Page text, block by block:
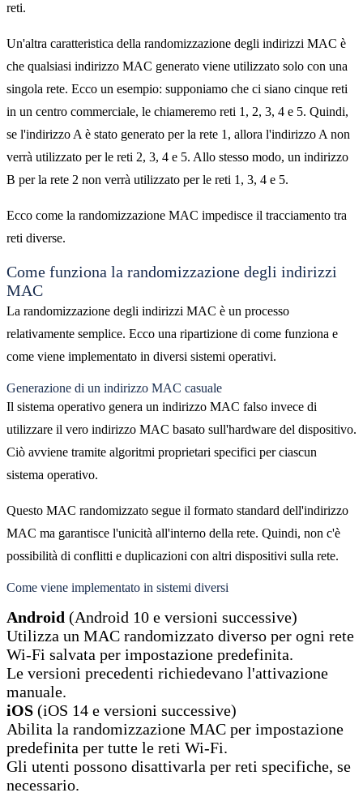
reti.
Un'altra caratteristica della randomizzazione degli indirizzi MAC è
che qualsiasi indirizzo MAC generato viene utilizzato solo con una
singola rete. Ecco un esempio: supponiamo che ci siano cinque reti
in un centro commerciale, le chiameremo reti 1, 2, 3, 4 e 5. Quindi,
se l'indirizzo A è stato generato per la rete 1, allora l'indirizzo A non
verrà utilizzato per le reti 2, 3, 4 e 5. Allo stesso modo, un indirizzo
B per la rete 2 non verrà utilizzato per le reti 1, 3, 4 e 5.
Ecco come la randomizzazione MAC impedisce il tracciamento tra
reti diverse.
Come funziona la randomizzazione degli indirizzi
MAC
La randomizzazione degli indirizzi MAC è un processo
relativamente semplice. Ecco una ripartizione di come funziona e
come viene implementato in diversi sistemi operativi.
Generazione di un indirizzo MAC casuale
Il sistema operativo genera un indirizzo MAC falso invece di
utilizzare il vero indirizzo MAC basato sull'hardware del dispositivo.
Ciò avviene tramite algoritmi proprietari specifici per ciascun
sistema operativo.
Questo MAC randomizzato segue il formato standard dell'indirizzo
MAC ma garantisce l'unicità all'interno della rete. Quindi, non c'è
possibilità di conflitti e duplicazioni con altri dispositivi sulla rete.
Come viene implementato in sistemi diversi
Android (Android 10 e versioni successive)
Utilizza un MAC randomizzato diverso per ogni rete
Wi-Fi salvata per impostazione predefinita.
Le versioni precedenti richiedevano l'attivazione
manuale.
iOS (iOS 14 e versioni successive)
Abilita la randomizzazione MAC per impostazione
predefinita per tutte le reti Wi-Fi.
Gli utenti possono disattivarla per reti specifiche, se
necessario.